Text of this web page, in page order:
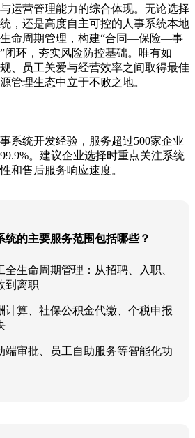
运营管理能力的综合体现。无论选择
，还是高度自主可控的人事系统本地
命周期管理，构建“合同—保险—事
环，夯实风险防控基础。唯有如
、员工关爱与经营效率之间取得最佳
管理生态中立于不败之地。
系统开发经验，服务超过500家企业
。建议企业选择时重点关注系统
和售后服务响应速度。
统的主要服务范围包括哪些？
全生命周期管理：从招聘、入职、
到离职
计算、社保公积金代缴、个税申报
端审批、员工自助服务等智能化功